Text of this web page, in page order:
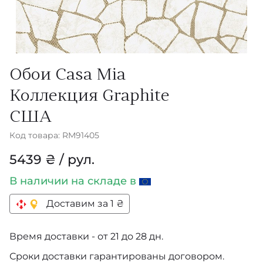
Обои Casa Mia
Коллекция Graphite
США
Код товара: RM91405
5439 ₴ / рул.
В наличии на складе в
Доставим за 1 ₴
Время доставки - от 21 до 28 дн.
Сроки доставки гарантированы договором.